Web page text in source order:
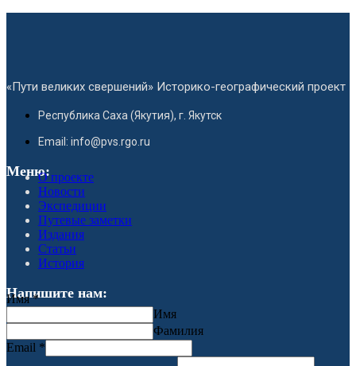
«Пути великих свершений» Историко-географический проект
Республика Саха (Якутия), г. Якутск
Email: info@pvs.rgo.ru
Меню:О проекте
Новости
Экспедиции
Путевые заметки
Издания
Статьи
История
Напишите нам:
Имя*
Имя
Фамилия
Email *